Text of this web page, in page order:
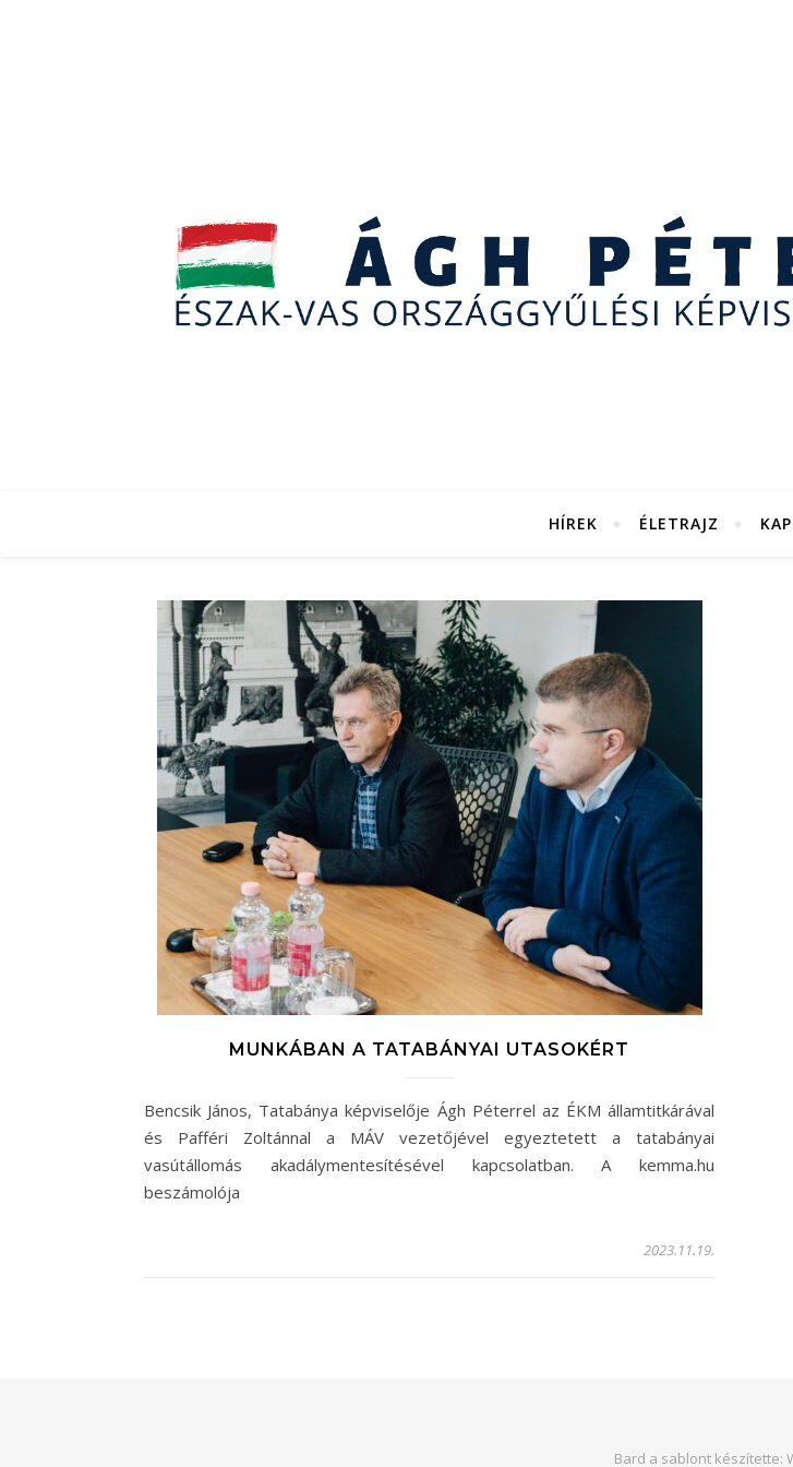
HÍREK ÉLETRAJZ
MUNKÁBAN A TATABÁNYAI UTASOKÉRT
Bencsik János, Tatabánya képviselője Ágh Péterrel az ÉKM államtitkárával
és Pafféri Zoltánnal a MÁV vezetőjével egyeztetett a tatabányai
vasútállomás akadálymentesítésével kapcsolatban. A kemma.hu
beszámolója
2023.11.19.
Bard a sablont készítette: